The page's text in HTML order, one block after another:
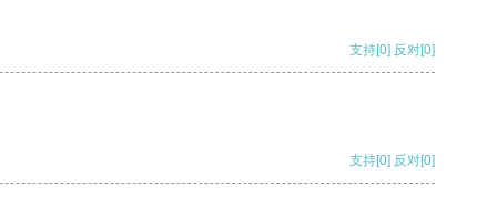
支持[0] 反对[0]
支持[0] 反对[0]